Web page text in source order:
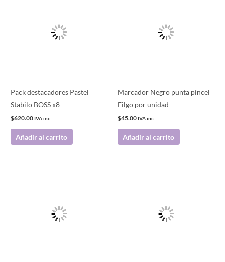
Pack destacadores Pastel
Stabilo BOSS x8
$620.00 IVA inc
Añadir al carrito
Marcador Negro punta pincel
Filgo por unidad
$45.00 IVA inc
Añadir al carrito